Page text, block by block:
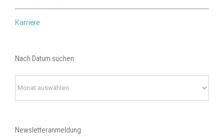
Karriere
Nach Datum suchen
Datum
Newsletteranmeldung